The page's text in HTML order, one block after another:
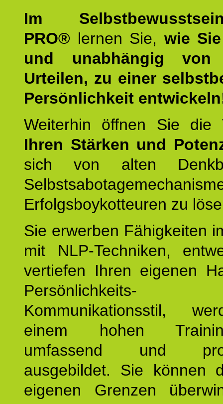
Im
PRO® lernen Sie, wie
und unabhängig von
Urteilen, zu einer
Persönlichkeit
Weiterhin öffnen Sie
Ihren Stärken und
sich von alten
Erfolgsboykotteuren zu
Sie erwerben Fähigkeiten
mit NLP-Techniken,
vertiefen Ihren eigenen
Kommunikationsstil,
einem hohen
umfassend und
ausgebildet. Sie können
eigenen Grenzen